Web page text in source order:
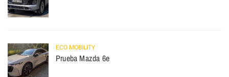
ECO MOBILITY
Prueba Mazda 6e